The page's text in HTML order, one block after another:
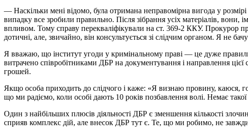
— Наскільки мені відомо, була отримана неправомірна вигода у
випадку все зробили правильно. Після зібрання усіх матеріалів,
впливом. Тому справу перекваліфікували на ст. 369-2 ККУ. Прокурор
дотичні, але, звичайно, він консультується зі слідчим органом. Я не
Я вважаю, що інститут угоди у кримінальному праві — це дуже
витрачено співробітниками ДБР на документування і направлення
грошей.
Якщо особа приходить до слідчого і каже: «Я визнаю провину, каюся,
що ми радіємо, коли особі дають 10 років позбавлення волі. Немає
Один з найбільших плюсів діяльності ДБР є зменшення кількості
сприяв комплекс дій, але внесок ДБР тут є. Те, що ми робимо, не